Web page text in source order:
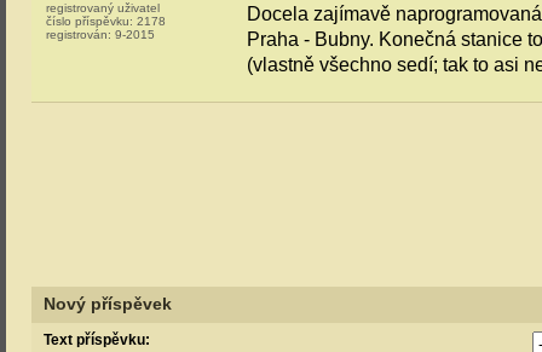
registrovaný uživatel
číslo příspěvku: 2178
registrován: 9-2015
Docela zajímavě
Praha - Bubny. Konečná stanice
(vlastně všechno sedí; tak to asi
Nový příspěvek
Text příspěvku: